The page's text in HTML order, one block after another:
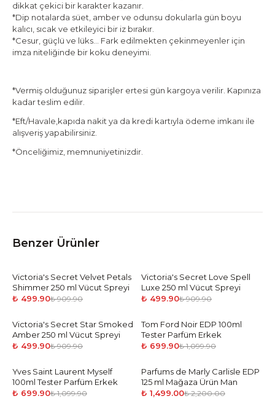
dikkat çekici bir karakter kazanır.
*Dip notalarda süet, amber ve odunsu dokularla gün boyu
kalıcı, sıcak ve etkileyici bir iz bırakır.
*Cesur, güçlü ve lüks… Fark edilmekten çekinmeyenler için
imza niteliğinde bir koku deneyimi.
*Vermiş olduğunuz siparişler ertesi gün kargoya verilir. Kapınıza
kadar teslim edilir.
*Eft/Havale,kapıda nakit ya da kredi kartıyla ödeme imkanı ile
alışveriş yapabilirsiniz.
*Önceliğimiz, memnuniyetinizdir.
Benzer Ürünler
-45%
Victoria's Secret Velvet Petals
Shimmer 250 ml Vücut Spreyi
₺ 499.90₺ 909.90
-45%
Victoria's Secret Love Spell
Luxe 250 ml Vücut Spreyi
₺ 499.90₺ 909.90
-45%
Victoria's Secret Star Smoked
Amber 250 ml Vücut Spreyi
₺ 499.90₺ 909.90
-36%
Tom Ford Noir EDP 100ml
Tester Parfüm Erkek
₺ 699.90₺ 1,099.90
-36%
Yves Saint Laurent Myself
100ml Tester Parfüm Erkek
₺ 699.90₺ 1,099.90
-32%
Parfums de Marly Carlisle EDP
125 ml Mağaza Ürün Man
₺ 1,499.00₺ 2,200.00